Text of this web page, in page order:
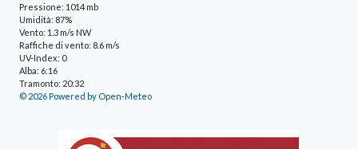
Pressione: 1014 mb
Umidità: 87%
Vento: 1.3 m/s NW
Raffiche di vento: 8.6 m/s
UV-Index: 0
Alba: 6:16
Tramonto: 20:32
© 2026 Powered by Open-Meteo